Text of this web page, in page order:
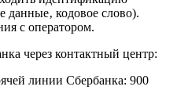
данные‚ кодовое слово).
с оператором.
через контактный центр:
линии Сбербанка: 900